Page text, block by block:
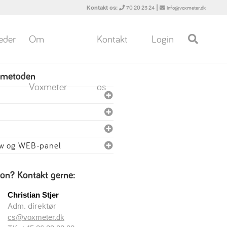
Kontakt os: 70 20 23 24 | info@voxmeter.dk
Om
Voxmeter
Kontakt
os
Login
og WEB-panel
Kontakt gerne:
Christian Stjer
Adm. direktør
cs@voxmeter.dk